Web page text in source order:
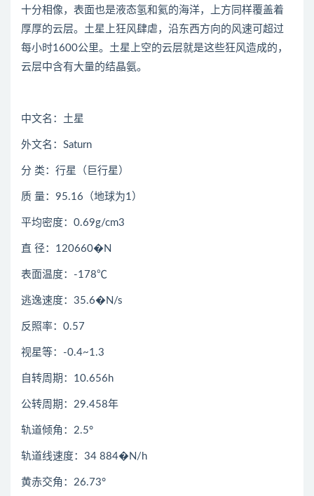
十分相像，表面也是液态氢和氦的海洋，上方同样覆盖着
厚厚的云层。土星上狂风肆虐，沿东西方向的风速可超过
每小时1600公里。土星上空的云层就是这些狂风造成的，
云层中含有大量的结晶氨。
中文名：土星
外文名：Saturn
分 类：行星（巨行星）
质 量：95.16（地球为1）
平均密度：0.69g/cm3
直 径：120660�N
表面温度：-178℃
逃逸速度：35.6�N/s
反照率：0.57
视星等：-0.4~1.3
自转周期：10.656h
公转周期：29.458年
轨道倾角：2.5°
轨道线速度：34 884�N/h
黄赤交角：26.73°